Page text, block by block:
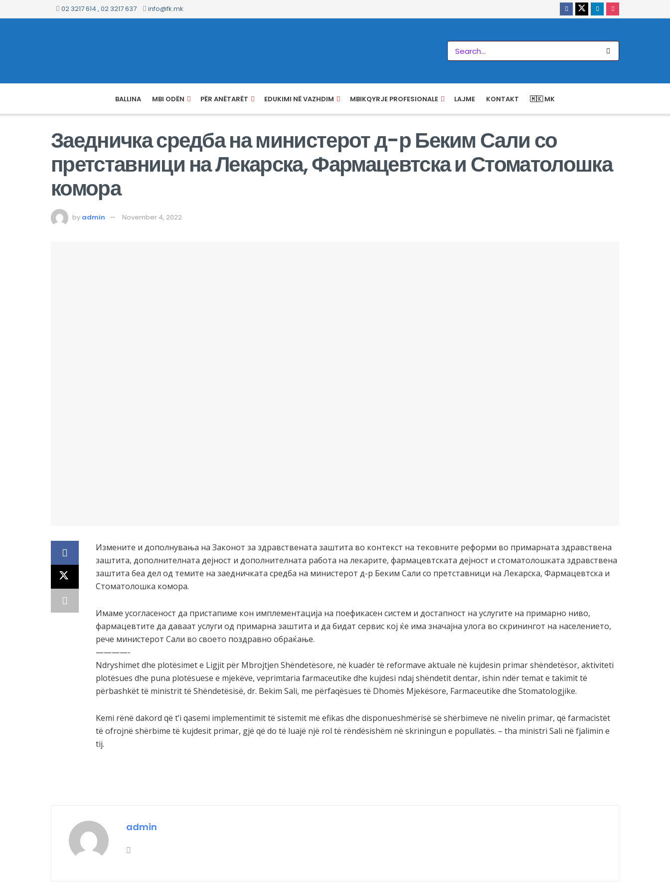
02 3217 614 , 02 3217 637 info@fk.mk
BALLINA MBI ODËN PËR ANËTARËT EDUKIMI NË VAZHDIM MBIKQYRJE PROFESIONALE LAJME KONTAKT 🇲🇰 MK
Заедничка средба на министерот д-р Беким Сали со
претставници на Лекарска, Фармацевтска и Стоматолошка
комора
by admin November 4, 2022
Измените и дополнувања на Законот за здравствената заштита во контекст на тековните реформи во примарната здравствена
заштита, дополнителната дејност и дополнителната работа на лекарите, фармацевтската дејност и стоматолошката здравствена
заштита беа дел од темите на заедничката средба на министерот д-р Беким Сали со претставници на Лекарска, Фармацевтска и
Стоматолошка комора.
Имаме усогласеност да пристапиме кон имплементација на поефикасен систем и достапност на услугите на примарно ниво,
фармацевтите да даваат услуги од примарна заштита и да бидат сервис кој ќе има значајна улога во скринингот на населението,
рече министерот Сали во своето поздравно обраќање.
————-
Ndryshimet dhe plotësimet e Ligjit për Mbrojtjen Shëndetësore, në kuadër të reformave aktuale në kujdesin primar shëndetësor, aktiviteti
plotësues dhe puna plotësuese e mjekëve, veprimtaria farmaceutike dhe kujdesi ndaj shëndetit dentar, ishin ndër temat e takimit të
përbashkët të ministrit të Shëndetësisë, dr. Bekim Sali, me përfaqësues të Dhomës Mjekësore, Farmaceutike dhe Stomatologjike.
Kemi rënë dakord që t’i qasemi implementimit të sistemit më efikas dhe disponueshmërisë së shërbimeve në nivelin primar, që farmacistët
të ofrojnë shërbime të kujdesit primar, gjë që do të luajë një rol të rëndësishëm në skriningun e popullatës. – tha ministri Sali në fjalimin e
tij.
admin